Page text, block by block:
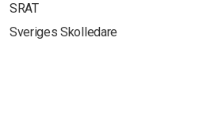
SRAT
Sveriges Skolledare